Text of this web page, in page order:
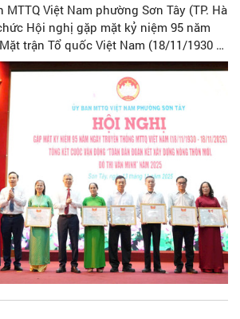
MTTQ Việt Nam phường Sơn Tây (TP. Hà
Hội nghị gặp mặt kỷ niệm 95 năm
trận Tổ quốc Việt Nam (18/11/1930 –
lại chặng đường vẻ vang của Mặt trận,
to lớn của các thế hệ. Đồng thời biểu
các tập thể, cá nhân có nhiều thành
vận động “Toàn dân đoàn kết xây
đô thị văn minh” năm 2025 trên địa